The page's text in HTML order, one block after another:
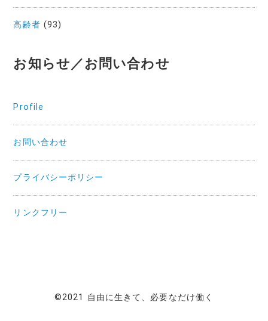
高齢者 (93)
お知らせ／お問い合わせ
Profile
お問い合わせ
プライバシーポリシー
リンクフリー
©2021 自由に生きて、必要なだけ働く